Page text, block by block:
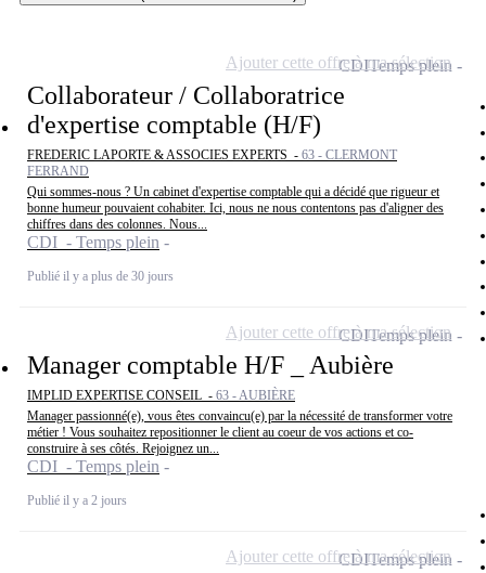
Collaborateur / Collaboratrice
d'expertise comptable (H/F)
FREDERIC LAPORTE & ASSOCIES EXPERTS - 63 - CLERMONT
FERRAND
Qui sommes-nous ? Un cabinet d'expertise comptable qui a décidé que rigueur et
bonne humeur pouvaient cohabiter. Ici, nous ne nous contentons pas d'aligner des
chiffres dans des colonnes. Nous...
CDI - Temps plein
Publié il y a plus de 30 jours
CDITemps plein
Ajouter cette offre à ma sélection
Manager comptable H/F _ Aubière
IMPLID EXPERTISE CONSEIL - 63 - AUBIÈRE
Manager passionné(e), vous êtes convaincu(e) par la nécessité de transformer votre
métier ! Vous souhaitez repositionner le client au coeur de vos actions et co-
construire à ses côtés. Rejoignez un...
CDI - Temps plein
Publié il y a 2 jours
CDITemps plein
Ajouter cette offre à ma sélection
CDITemps plein
Ajouter cette offre à ma sélection